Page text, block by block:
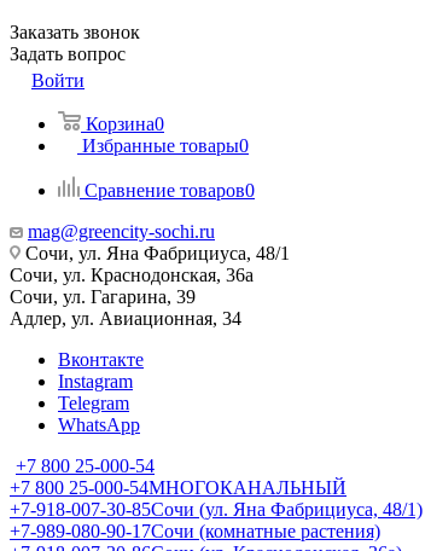
Заказать звонок
Задать вопрос
Войти
Корзина0
Избранные товары0
Сравнение товаров0
mag@greencity-sochi.ru
Сочи, ул. Яна Фабрициуса, 48/1
Сочи, ул. Краснодонская, 36а
Сочи, ул. Гагарина, 39
Адлер, ул. Авиационная, 34
Вконтакте
Instagram
Telegram
WhatsApp
+7 800 25-000-54
+7 800 25-000-54МНОГОКАНАЛЬНЫЙ
+7-918-007-30-85Сочи (ул. Яна Фабрициуса, 48/1)
+7-989-080-90-17Сочи (комнатные растения)